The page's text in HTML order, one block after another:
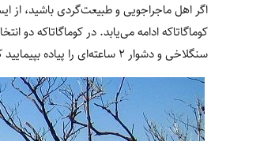
اگر اهل ماجراجویی و طبیعت‌گردی باشید، از
کوماگاتاکه ادامه می‌یابد. در کوماگاتاکه دو
سنگلاخی و دشوار ۲ ساعته‌ای را پیاده بپیمایید که باز به آشینوکو ختم می‌شود.